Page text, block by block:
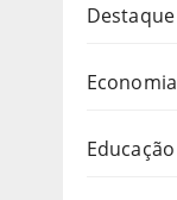
Destaque
Economia
Educação